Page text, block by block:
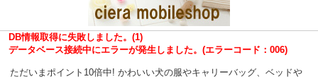
DB情報取得に失敗しました。(1)
データベース接続中にエラーが発生しました。(エラーコード：006)
ただいまポイント10倍中! かわいい犬の服やキャリーバッグ、ベッドや